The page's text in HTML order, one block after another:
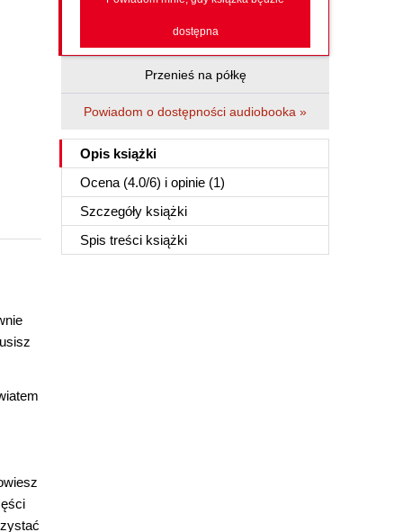
dostępna
Przenieś na półkę
Powiadom o dostępności audiobooka »
Opis książki
Ocena (4.0/6) i opinie (1)
Szczegóły książki
Spis treści książki